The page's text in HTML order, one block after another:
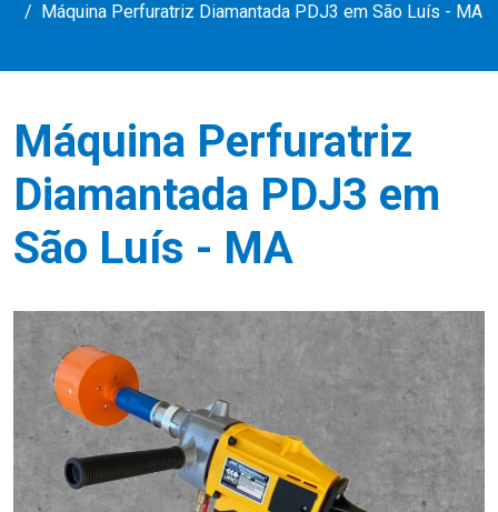
Máquina Perfuratriz Diamantada PDJ3 em São Luís - MA
Máquina Perfuratriz
Diamantada PDJ3 em
São Luís - MA